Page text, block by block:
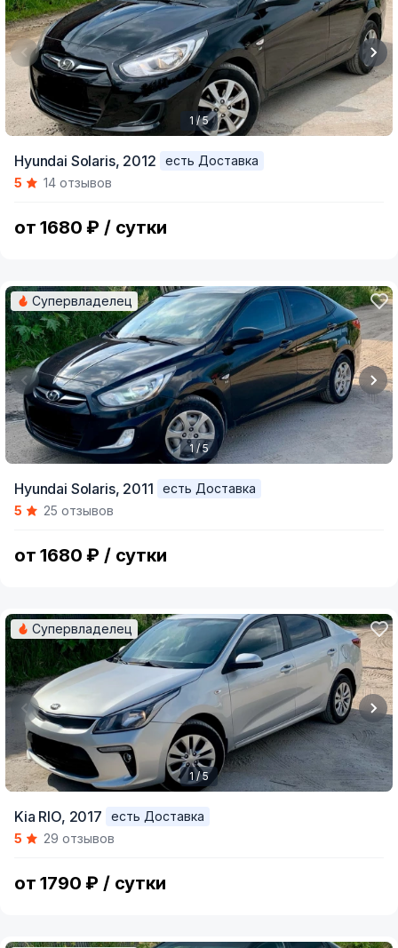
of
1 / 5
Hyundai Solaris, 2012
есть Доставка
5
14 отзывов
от 1680 ₽ / сутки
of
Супервладелец
1 / 5
Hyundai Solaris, 2011
есть Доставка
5
25 отзывов
от 1680 ₽ / сутки
of
Супервладелец
1 / 5
Kia RIO, 2017
есть Доставка
5
29 отзывов
от 1790 ₽ / сутки